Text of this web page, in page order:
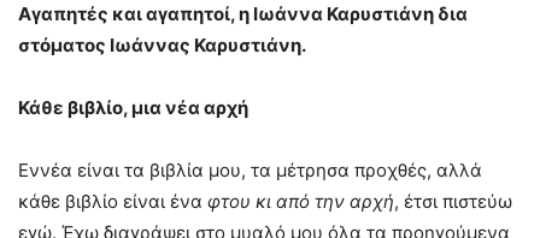
Αγαπητές και αγαπητοί, η Ιωάννα Καρυστιάνη δια
στόματος Ιωάννας Καρυστιάνη.
Κάθε βιβλίο, μια νέα αρχή
Εννέα είναι τα βιβλία μου, τα μέτρησα προχθές, αλλά
κάθε βιβλίο είναι ένα φτου κι από την αρχή, έτσι πιστεύω
εγώ. Έχω διαγράψει στο μυαλό μου όλα τα προηγούμενα